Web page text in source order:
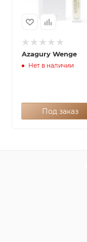
Azagury Wenge
Нет в наличии
Под заказ